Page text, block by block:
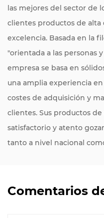
las mejores del sector de
clientes productos de alta
excelencia. Basada en la
"orientada a las personas
empresa se basa en
una amplia experiencia
costes de adquisición y
clientes. Sus productos
satisfactorio y atento
tanto a nivel nacional
Comentarios